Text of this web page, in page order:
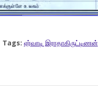
Tags: ஏர்வாடி இராதாகிருட்டிணன்